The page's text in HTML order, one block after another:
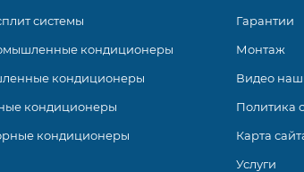
системы
кондиционеры
кондиционеры
кондиционеры
кондиционеры
Гарантии
Монтаж
Видео
Политика
Карта
Услуги